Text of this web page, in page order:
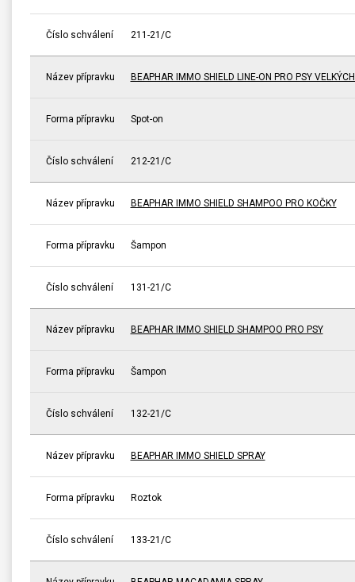
Číslo schválení 211-21/C
Název přípravku BEAPHAR IMMO SHIELD LINE-ON PRO PSY
Forma přípravku Spot-on
Číslo schválení 212-21/C
Název přípravku BEAPHAR IMMO SHIELD SHAMPOO PRO KOČKY
Forma přípravku Šampon
Číslo schválení 131-21/C
Název přípravku BEAPHAR IMMO SHIELD SHAMPOO PRO PSY
Forma přípravku Šampon
Číslo schválení 132-21/C
Název přípravku BEAPHAR IMMO SHIELD SPRAY
Forma přípravku Roztok
Číslo schválení 133-21/C